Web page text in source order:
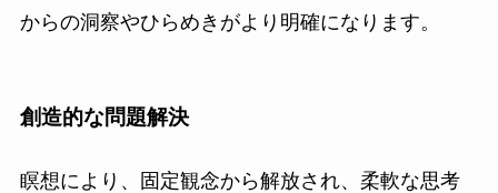
からの洞察やひらめきがより明確になります。
創造的な問題解決
瞑想により、固定観念から解放され、柔軟な思考